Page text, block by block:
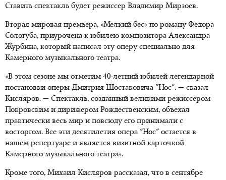
Ставить спектакль будет режиссер Владимир Мирзоев.
Вторая мировая премьера, «Мелкий бес» по роману Федора
Сологуба, приурочена к юбилею композитора Александра
Журбина, который написал эту оперу специально для
Камерного музыкального театра.
«В этом сезоне мы отметим 40-летний юбилей легендарной
постановки оперы Дмитрия Шостаковича "Нос". — сказал
Кисляров. — Спектакль, созданный великими режиссером
Покровским и дирижером Рождественским, объехал
практически весь мир и повсюду его принимали с
восторгом. Все эти десятилетия опера "Нос" остается в
нашем репертуаре и является визитной карточкой
Камерного музыкального театра».
Кроме того, Михаил Кисляров рассказал, что в сентябре